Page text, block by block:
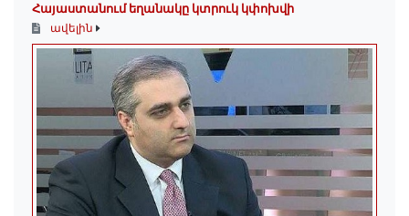
Հայաստանում եղանակը կտրուկ կփոխվի
ավելին